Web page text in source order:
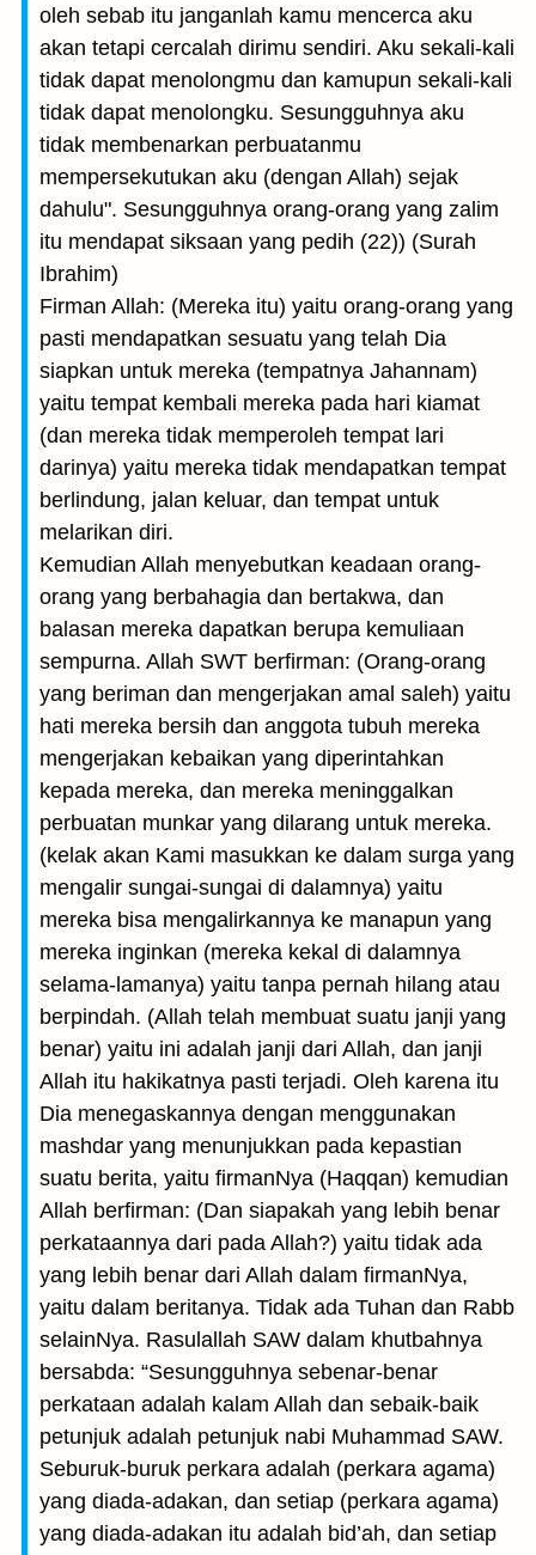
oleh sebab itu janganlah kamu mencerca aku
akan tetapi cercalah dirimu sendiri. Aku sekali-kali
tidak dapat menolongmu dan kamupun sekali-kali
tidak dapat menolongku. Sesungguhnya aku
tidak membenarkan perbuatanmu
mempersekutukan aku (dengan Allah) sejak
dahulu". Sesungguhnya orang-orang yang zalim
itu mendapat siksaan yang pedih (22)) (Surah
Ibrahim)
Firman Allah: (Mereka itu) yaitu orang-orang yang
pasti mendapatkan sesuatu yang telah Dia
siapkan untuk mereka (tempatnya Jahannam)
yaitu tempat kembali mereka pada hari kiamat
(dan mereka tidak memperoleh tempat lari
darinya) yaitu mereka tidak mendapatkan tempat
berlindung, jalan keluar, dan tempat untuk
melarikan diri.
Kemudian Allah menyebutkan keadaan orang-
orang yang berbahagia dan bertakwa, dan
balasan mereka dapatkan berupa kemuliaan
sempurna. Allah SWT berfirman: (Orang-orang
yang beriman dan mengerjakan amal saleh) yaitu
hati mereka bersih dan anggota tubuh mereka
mengerjakan kebaikan yang diperintahkan
kepada mereka, dan mereka meninggalkan
perbuatan munkar yang dilarang untuk mereka.
(kelak akan Kami masukkan ke dalam surga yang
mengalir sungai-sungai di dalamnya) yaitu
mereka bisa mengalirkannya ke manapun yang
mereka inginkan (mereka kekal di dalamnya
selama-lamanya) yaitu tanpa pernah hilang atau
berpindah. (Allah telah membuat suatu janji yang
benar) yaitu ini adalah janji dari Allah, dan janji
Allah itu hakikatnya pasti terjadi. Oleh karena itu
Dia menegaskannya dengan menggunakan
mashdar yang menunjukkan pada kepastian
suatu berita, yaitu firmanNya (Haqqan) kemudian
Allah berfirman: (Dan siapakah yang lebih benar
perkataannya dari pada Allah?) yaitu tidak ada
yang lebih benar dari Allah dalam firmanNya,
yaitu dalam beritanya. Tidak ada Tuhan dan Rabb
selainNya. Rasulallah SAW dalam khutbahnya
bersabda: “Sesungguhnya sebenar-benar
perkataan adalah kalam Allah dan sebaik-baik
petunjuk adalah petunjuk nabi Muhammad SAW.
Seburuk-buruk perkara adalah (perkara agama)
yang diada-adakan, dan setiap (perkara agama)
yang diada-adakan itu adalah bid’ah, dan setiap